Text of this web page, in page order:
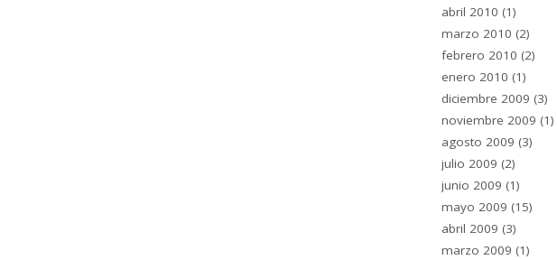
abril 2010 (1)
marzo 2010 (2)
febrero 2010 (2)
enero 2010 (1)
diciembre 2009 (3)
noviembre 2009 (1)
agosto 2009 (3)
julio 2009 (2)
junio 2009 (1)
mayo 2009 (15)
abril 2009 (3)
marzo 2009 (1)